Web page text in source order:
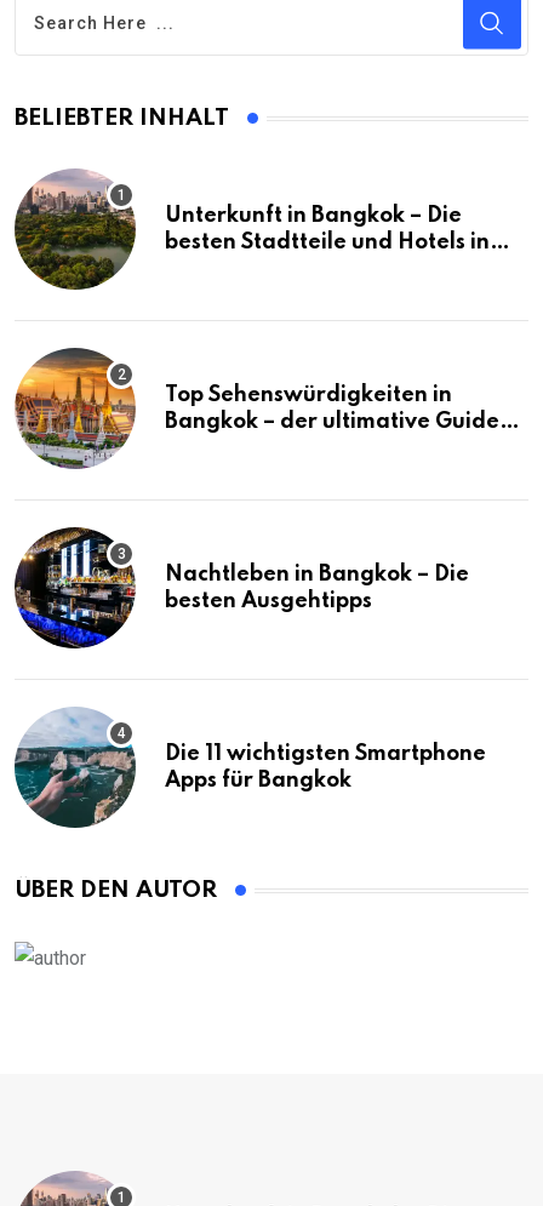
BELIEBTER INHALT
Unterkunft in Bangkok – Die
besten Stadtteile und Hotels in
Top Sehenswürdigkeiten in
Bangkok – der ultimative Guide
Nachtleben in Bangkok – Die
besten Ausgehtipps
Die 11 wichtigsten Smartphone
Apps für Bangkok
ÜBER DEN AUTOR